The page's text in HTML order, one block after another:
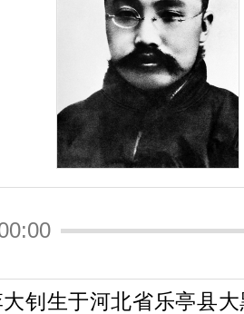
大钊生于河北省乐亭县